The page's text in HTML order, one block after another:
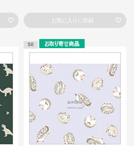
お気に入りに登録
50